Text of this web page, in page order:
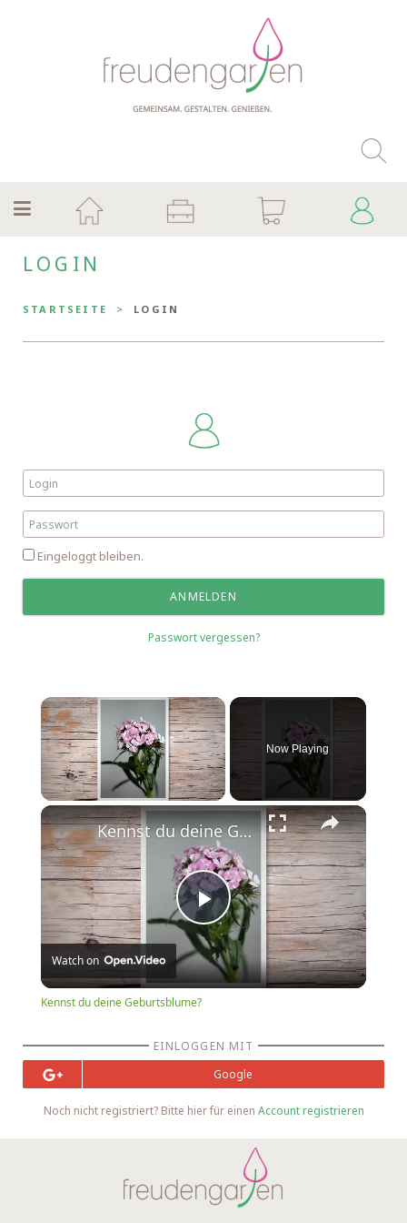
LOGIN
STARTSEITE LOGIN
Eingeloggt bleiben.
Passwort vergessen?
Now Playing
Play
Video
Kennst du deine Geburtsblume?
Watch on
Kennst du deine Geburtsblume?
EINLOGGEN MIT
Google
Noch nicht registriert? Bitte hier für einen Account registrieren